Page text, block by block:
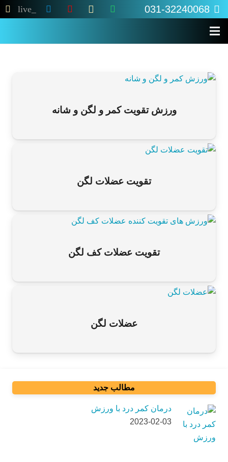
031-32240068
live_tv
ورزش تقویت کمر و لگن و شانه
تقویت عضلات لگن
تقویت عضلات کف لگن
عضلات لگن
مطالب جدید
درمان کمر درد با ورزش
2023-02-03